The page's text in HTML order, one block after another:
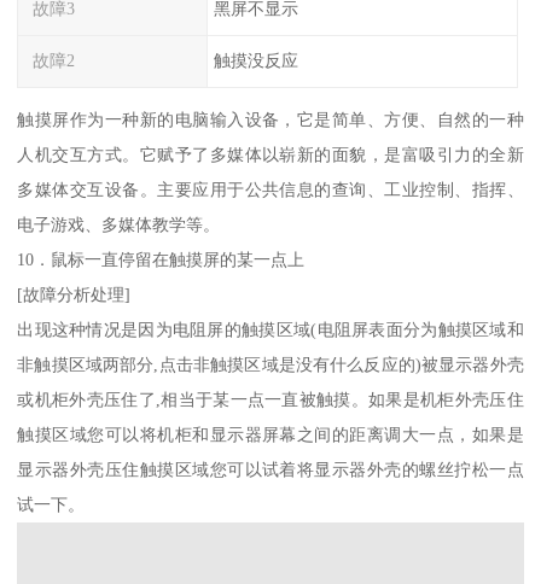
故障3 黑屏不显示
故障2 触摸没反应
触摸屏作为一种新的电脑输入设备，它是简单、方便、自然的一种
人机交互方式。它赋予了多媒体以崭新的面貌，是富吸引力的全新
多媒体交互设备。主要应用于公共信息的查询、工业控制、指挥、
电子游戏、多媒体教学等。
10．鼠标一直停留在触摸屏的某一点上
[故障分析处理]
出现这种情况是因为电阻屏的触摸区域(电阻屏表面分为触摸区域和
非触摸区域两部分,点击非触摸区域是没有什么反应的)被显示器外壳
或机柜外壳压住了,相当于某一点一直被触摸。如果是机柜外壳压住
触摸区域您可以将机柜和显示器屏幕之间的距离调大一点，如果是
显示器外壳压住触摸区域您可以试着将显示器外壳的螺丝拧松一点
试一下。